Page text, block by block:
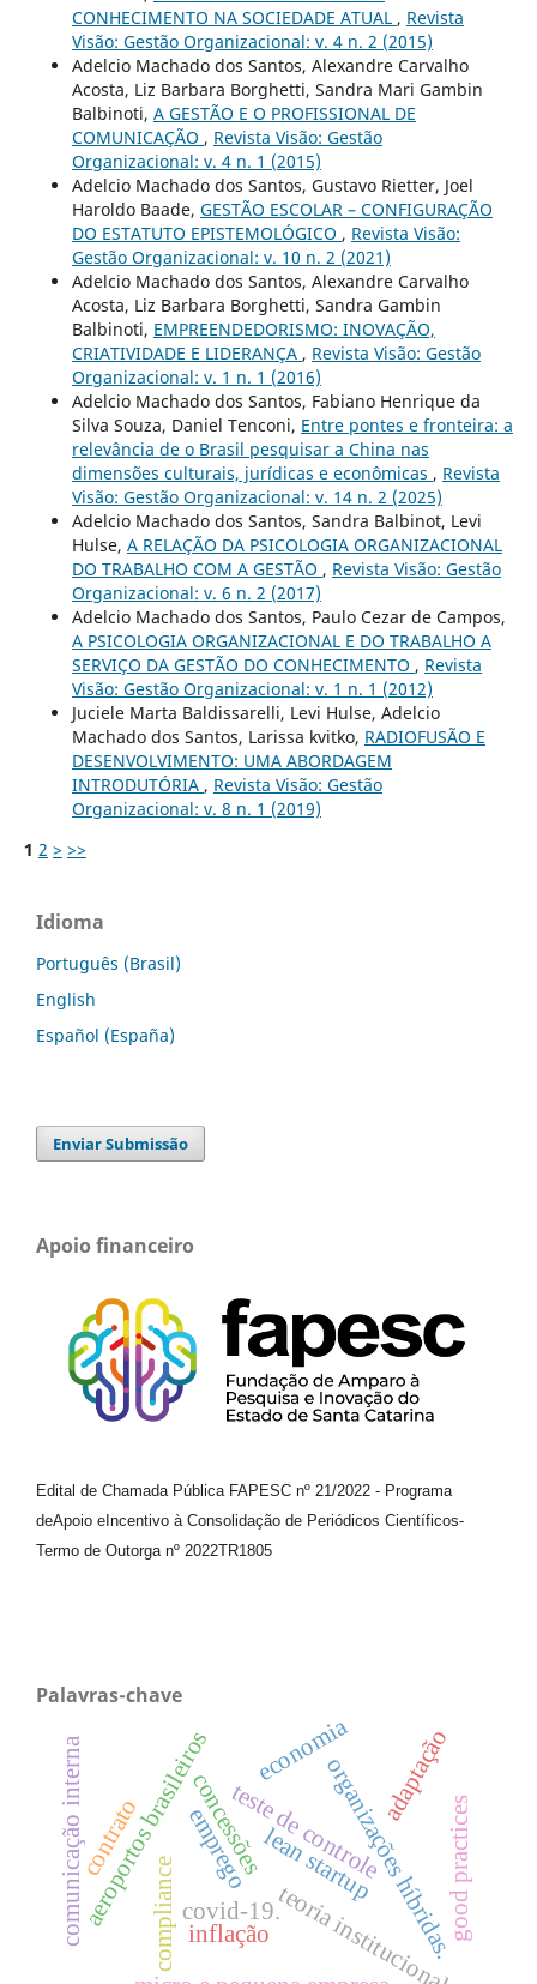
CONHECIMENTO NA SOCIEDADE ATUAL , Revista
Visão: Gestão Organizacional: v. 4 n. 2 (2015)
Adelcio Machado dos Santos, Alexandre Carvalho
Acosta, Liz Barbara Borghetti, Sandra Mari Gambin
Balbinoti, A GESTÃO E O PROFISSIONAL DE
COMUNICAÇÃO , Revista Visão: Gestão
Organizacional: v. 4 n. 1 (2015)
Adelcio Machado dos Santos, Gustavo Rietter, Joel
Haroldo Baade, GESTÃO ESCOLAR – CONFIGURAÇÃO
DO ESTATUTO EPISTEMOLÓGICO , Revista Visão:
Gestão Organizacional: v. 10 n. 2 (2021)
Adelcio Machado dos Santos, Alexandre Carvalho
Acosta, Liz Barbara Borghetti, Sandra Gambin
Balbinoti, EMPREENDEDORISMO: INOVAÇÃO,
CRIATIVIDADE E LIDERANÇA , Revista Visão: Gestão
Organizacional: v. 1 n. 1 (2016)
Adelcio Machado dos Santos, Fabiano Henrique da
Silva Souza, Daniel Tenconi, Entre pontes e fronteira: a
relevância de o Brasil pesquisar a China nas
dimensões culturais, jurídicas e econômicas , Revista
Visão: Gestão Organizacional: v. 14 n. 2 (2025)
Adelcio Machado dos Santos, Sandra Balbinot, Levi
Hulse, A RELAÇÃO DA PSICOLOGIA ORGANIZACIONAL
DO TRABALHO COM A GESTÃO , Revista Visão: Gestão
Organizacional: v. 6 n. 2 (2017)
Adelcio Machado dos Santos, Paulo Cezar de Campos,
A PSICOLOGIA ORGANIZACIONAL E DO TRABALHO A
SERVIÇO DA GESTÃO DO CONHECIMENTO , Revista
Visão: Gestão Organizacional: v. 1 n. 1 (2012)
Juciele Marta Baldissarelli, Levi Hulse, Adelcio
Machado dos Santos, Larissa kvitko, RADIOFUSÃO E
DESENVOLVIMENTO: UMA ABORDAGEM
INTRODUTÓRIA , Revista Visão: Gestão
Organizacional: v. 8 n. 1 (2019)
1 2 > >>
Idioma
Português (Brasil)
English
Español (España)
Enviar Submissão
Apoio financeiro
Edital de Chamada Pública FAPESC nº 21/2022 - Programa
deApoio e Incentivo à Consolidação de Periódicos Científicos-
Termo de Outorga nº 2022TR1805
Palavras-chave
covid-19.
concessões
aeroportos brasileiros organizações híbridas.
teoria institucional.
teste de controle
compliance lean startup
adaptação
comunicação interna economia
good practices
emprego
contrato
inflação